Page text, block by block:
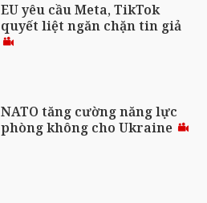
EU yêu cầu Meta, TikTok
quyết liệt ngăn chặn tin giả
NATO tăng cường năng lực
phòng không cho Ukraine